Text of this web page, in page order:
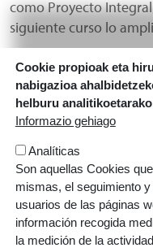
como Proyecto
siguiente curso lo
ONK1 será un viaje
ser uno/a mismo/a,
vida y para el
y alcanzar su máximo
acompañamiento de
Gaztelako
Cookie propioak eta
nabigazioa
helburu
Informazio gehiago
Analíticas
Son aquellas Cookies
mismas, el seguimiento
usuarios de las páginas
información recogida
la medición de la